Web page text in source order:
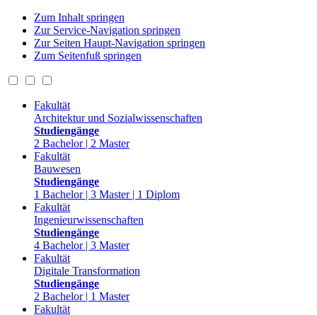
Zum Inhalt springen
Zur Service-Navigation springen
Zur Seiten Haupt-Navigation springen
Zum Seitenfuß springen
Fakultät
Architektur und Sozialwissenschaften
Studiengänge
2 Bachelor | 2 Master
Fakultät
Bauwesen
Studiengänge
1 Bachelor | 3 Master | 1 Diplom
Fakultät
Ingenieurwissenschaften
Studiengänge
4 Bachelor | 3 Master
Fakultät
Digitale Transformation
Studiengänge
2 Bachelor | 1 Master
Fakultät